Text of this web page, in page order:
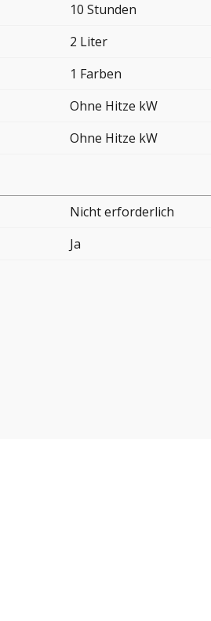
10 Stunden
2 Liter
1 Farben
Ohne Hitze kW
Ohne Hitze kW
Nicht erforderlich
Ja